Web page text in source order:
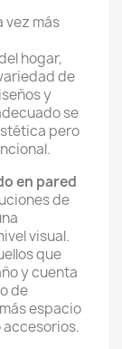
vez más
hogar,
de
y
se
pero
en pared
de
visual.
que
y cuenta
de
espacio
accesorios.